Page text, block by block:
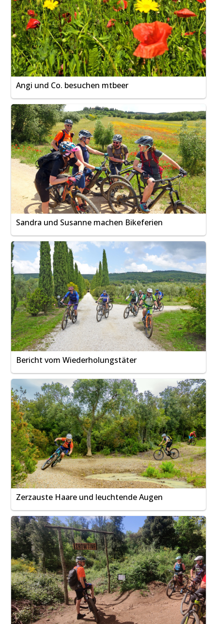
Angi und Co. besuchen mtbeer
Sandra und Susanne machen Bikeferien
Bericht vom Wiederholungstäter
Zerzauste Haare und leuchtende Augen